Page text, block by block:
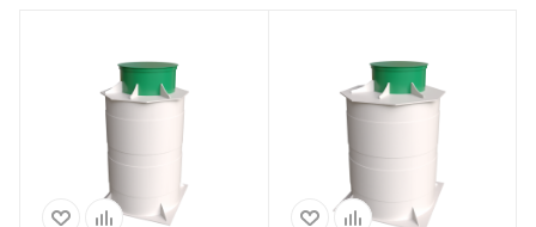
расположения
вертикальный
расположения
вертикальный